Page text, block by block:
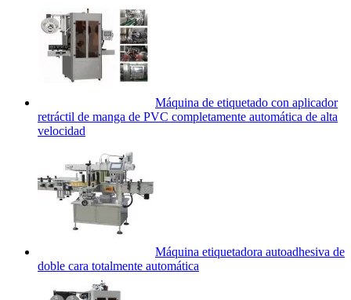
Máquina de etiquetado con aplicador
retráctil de manga de PVC completamente automática de alta
velocidad
Máquina etiquetadora autoadhesiva de
doble cara totalmente automática